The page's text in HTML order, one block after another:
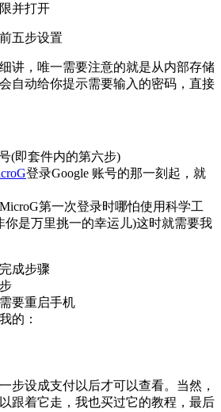
并打开
五步设置
讲，唯一需要注意的就是从内部存储
自动给你提示需要输入的密码，直接
(即套件内的第六步)
登录Google 账号的那一刻起，就
第一次登录时哪怕使用科学工
你是万里挑一的幸运儿)这时就需要我
成步骤
要重启手机
的：
步设成支付以后才可以查看。当然，
跟着它走，我也买过它的教程，最后